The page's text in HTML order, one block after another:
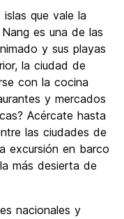
que vale la
es una de las
y sus playas
la ciudad de
con la cocina
y mercados
Acércate hasta
las ciudades de
excursión en barco
más desierta de
nacionales y